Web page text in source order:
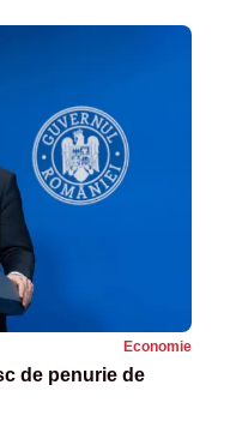
Economie
de penurie de